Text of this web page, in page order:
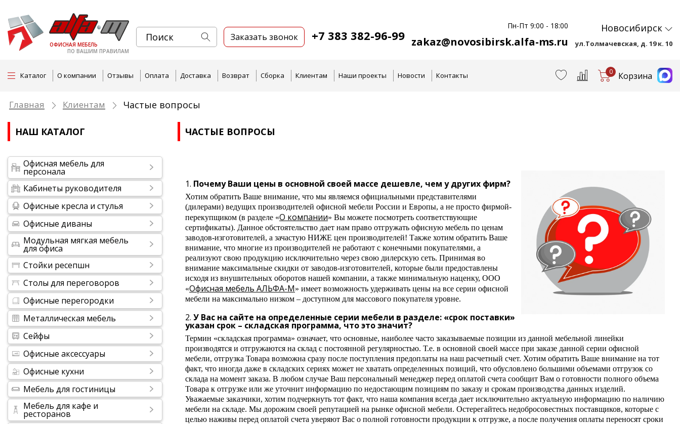
ОФИСНАЯ МЕБЕЛЬ
ПО ВАШИМ ПРАВИЛАМ
Заказать звонок +7 383 382-96-99
Пн-Пт 9:00 - 18:00
zakaz@novosibirsk.alfa-ms.ru
Новосибирск
ул.Толмачевская, д. 19 к. 10
Каталог О компании Отзывы Оплата Доставка Возврат Сборка Клиентам Наши проекты Новости Контакты 0 Корзина
Главная Клиентам Частые вопросы
НАШ КАТАЛОГ
Офисная мебель для
персонала
Кабинеты руководителя
Офисные кресла и стулья
Офисные диваны
Модульная мягкая мебель
для офиса
Стойки ресепшн
Столы для переговоров
Офисные перегородки
Металлическая мебель
Сейфы
Офисные аксессуары
Офисные кухни
Мебель для гостиницы
Мебель для кафе и
ресторанов
ЧАСТЫЕ ВОПРОСЫ
Почему Ваши цены в основной своей массе дешевле, чем у других фирм?
Хотим обратить Ваше внимание, что мы являемся официальными представителями
(дилерами) ведущих производителей офисной мебели России и Европы, а не просто фирмой-
перекупщиком (в разделе «О компании» Вы можете посмотреть соответствующие
сертификаты). Данное обстоятельство дает нам право отгружать офисную мебель по ценам
заводов-изготовителей, а зачастую НИЖЕ цен производителей! Также хотим обратить Ваше
внимание, что многие из производителей не работают с конечными покупателями, а
реализуют свою продукцию исключительно через свою дилерскую сеть. Принимая во
внимание максимальные скидки от заводов-изготовителей, которые были предоставлены
исходя из внушительных оборотов нашей компании, а также минимальную наценку, ООО
«Офисная мебель АЛЬФА-М» имеет возможность удерживать цены на все серии офисной
мебели на максимально низком – доступном для массового покупателя уровне.
У Вас на сайте на определенные серии мебели в разделе: «срок поставки»
указан срок – складская программа, что это значит?
Термин «складская программа» означает, что основные, наиболее часто заказываемые позиции из данной мебельной линейки
производятся и отгружаются на склад с постоянной регулярностью. Т.е. в основной своей массе при заказе данной серии офисной
мебели, отгрузка Товара возможна сразу после поступления предоплаты на наш расчетный счет. Хотим обратить Ваше внимание на тот
факт, что иногда даже в складских сериях может не хватать определенных позиций, что обусловлено большими объемами отгрузок со
склада на момент заказа. В любом случае Ваш персональный менеджер перед оплатой счета сообщит Вам о готовности полного объема
Товара к отгрузке или же уточнит информацию по недостающим позициям по заказу и срокам производства данных изделий.
Уважаемые заказчики, хотим подчеркнуть тот факт, что наша компания всегда дает исключительно актуальную информацию по наличию
мебели на складе. Мы дорожим своей репутацией на рынке офисной мебели. Остерегайтесь недобросовестных поставщиков, которые с
целью наживы перед оплатой счета уверяют Вас о полной готовности продукции к отгрузке, а после получения оплаты переносят сроки